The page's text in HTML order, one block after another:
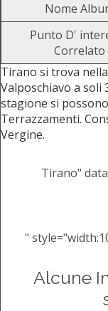
Nome
Punto D'
Correlato
Tirano si trova
Valposchiavo a soli
stagione si
Terrazzamenti.
Vergine.
Tirano"
"
Alcune